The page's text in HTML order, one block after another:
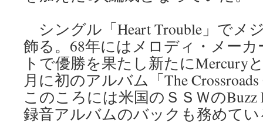
シングル「Heart Trouble」でメ
飾る。68年にはメロディ・メー
トで優勝を果たし新たにMercury
月に初のアルバム「The
このころには米国のＳＳＷの
録音アルバムのバックも務めて